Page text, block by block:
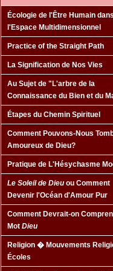
Écologie de l'Être Humain dans
l'Espace Multidimensionnel
Practice of the Straight Path
La Signification de Nos Vies
Au Sujet de "L'arbre de la
Connaissance du Bien et du
Étapes du Chemin Spirituel
Comment Pouvons-Nous
Amoureux de Dieu?
Pratique de L'Hésychasme
Le Soleil de Dieu ou Comment
Devenir l'Océan d'Amour Pur
Comment Devrait-on
Mot Dieu
Religion � Mouvements
Écoles